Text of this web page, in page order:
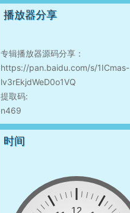
播放器分享
专辑播放器源码分享：
https://pan.baidu.com/s/1ICmas-
lv3rEkjdWeD0o1VQ
提取码:
n469
时间